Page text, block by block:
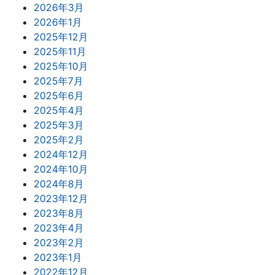
2026年3月
2026年1月
2025年12月
2025年11月
2025年10月
2025年7月
2025年6月
2025年4月
2025年3月
2025年2月
2024年12月
2024年10月
2024年8月
2023年12月
2023年8月
2023年4月
2023年2月
2023年1月
2022年12月